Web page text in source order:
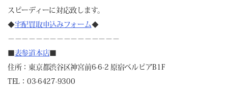
スピーディーに対応致します。
◆宅配買取申込みフォーム◆
－－－－－－－－－－－－－－－－
表参道本店
住所：東京都渋谷区神宮前6-6-2 原宿ベルピアB1F
TEL：03-6427-9300